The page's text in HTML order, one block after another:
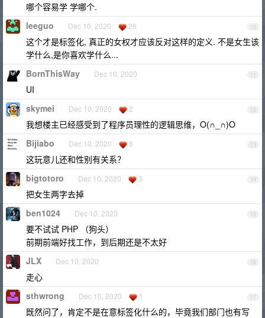
哪个容易学 学哪个.
10
leeguo Dec 10, 2020 26
这个才是标签化, 真正的女权才应该反对这样的定义. 不是女生该
学什么,是你喜欢学什么...
11
BornThisWay Dec 10, 2020
UI
12
skymei Dec 10, 2020 2
我想楼主已经感受到了程序员理性的逻辑思维，O(∩_∩)O
13
Bijiabo Dec 10, 2020 6
这玩意儿还和性别有关系？
14
bigtotoro Dec 10, 2020 3
把女生两字去掉
15
ben1024 Dec 10, 2020
要不试试 PHP （狗头）
前期前端好找工作，到后期还是不太好
16
JLX Dec 10, 2020
走心
17
sthwrong Dec 10, 2020 1
既然问了，肯定不是在意标签化什么的，毕竟我们部门也有写